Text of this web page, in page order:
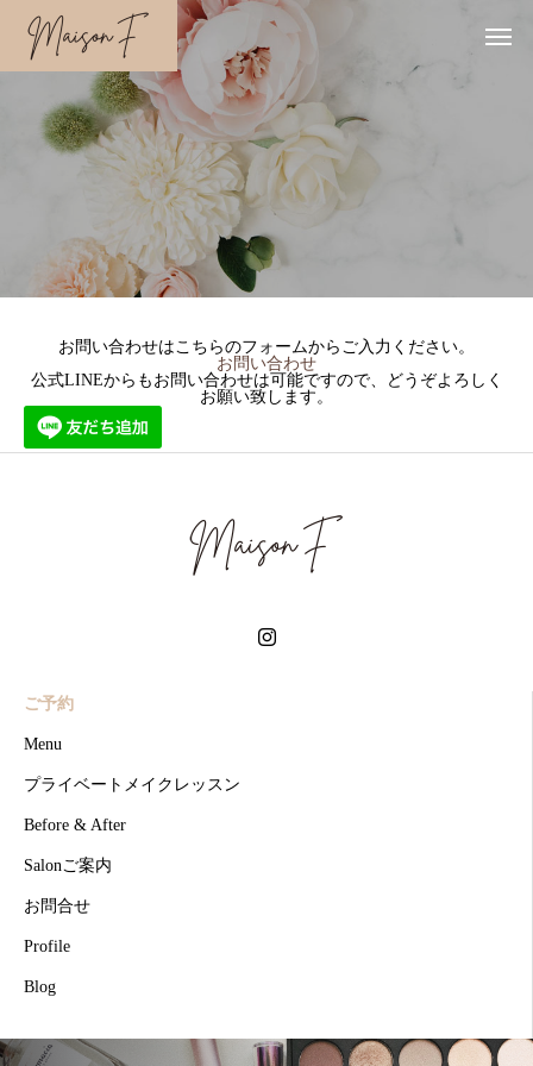
お問い合わせはこちらのフォームからご入力ください。
お問い合わせ
公式LINEからもお問い合わせは可能ですので、どうぞよろしく
お願い致します。
ご予約
Menu
プライベートメイクレッスン
Before & After
Salonご案内
お問合せ
Profile
Blog